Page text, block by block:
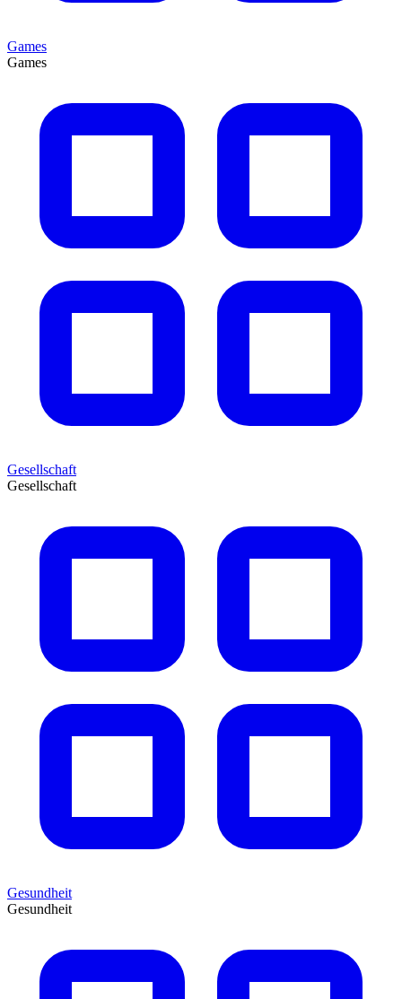
Games
Games
Gesellschaft
Gesellschaft
Gesundheit
Gesundheit